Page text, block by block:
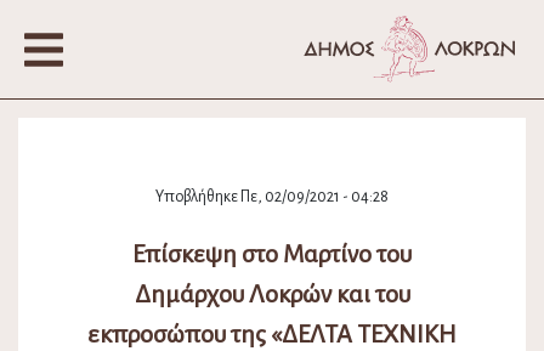
Υποβλήθηκε Πε, 02/09/2021 - 04:28
Επίσκεψη στο Μαρτίνο του
Δημάρχου Λοκρών και του
εκπροσώπου της «ΔΕΛΤΑ ΤΕΧΝΙΚΗ